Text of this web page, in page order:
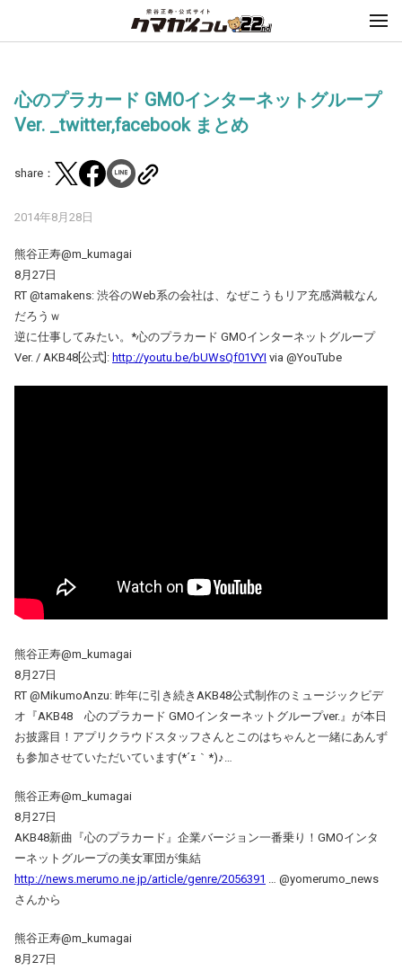
心のプラカード GMOインターネットグループ
Ver. _twitter,facebook まとめ
share：
2014年8月28日
熊谷正寿@m_kumagai
8月27日
RT @tamakens: 渋谷のWeb系の会社は、なぜこうもリア充感満載なん
だろうｗ
逆に仕事してみたい。*心のプラカード GMOインターネットグループ
Ver. / AKB48[公式]: http://youtu.be/bUWsQf01VYI via @YouTube
熊谷正寿@m_kumagai
8月27日
RT @MikumoAnzu: 昨年に引き続きAKB48公式制作のミュージックビデ
オ『AKB48 心のプラカード GMOインターネットグループver.』が本日
お披露目！アプリクラウドスタッフさんとこのはちゃんと一緒にあんず
も参加させていただいています(*´ｪ｀*)♪…
熊谷正寿@m_kumagai
8月27日
AKB48新曲『心のプラカード』企業バージョン一番乗り！GMOインタ
ーネットグループの美女軍団が集結
http://news.merumo.ne.jp/article/genre/2056391
… @yomerumo_news
さんから
熊谷正寿@m_kumagai
8月27日